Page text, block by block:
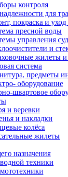
контроля
для
покраска и уход
пресной воды
управления
и
жилеты
система
предметы
оборудование
швартовое
и веревки
и накладки
колёса
жилеты
назначения
техники